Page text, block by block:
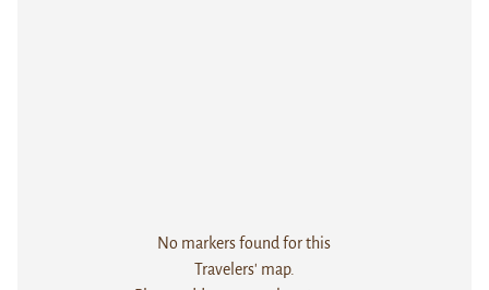
No markers found for this
Travelers' map.